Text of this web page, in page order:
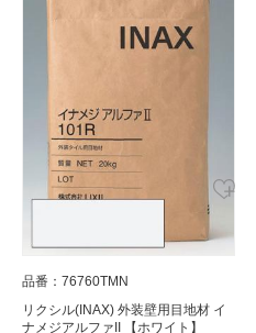
品番：76760TMN
リクシル(INAX) 外装壁用目地材 イ
ナメジアルファII 【ホワイト】